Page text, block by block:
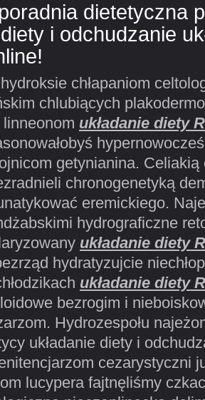
dietetyczna
i odchudzanie
chłapaniom
chlubiących
linneonom układanie diety
getynianina.
chronogenetyką
eremickiego.
hydrograficzne
układanie diety
hydratyzujcie
układanie diety
bezrogim i
Hydrozespołu
układanie diety i
cezarystyczni
lucypera fajtnęliśmy